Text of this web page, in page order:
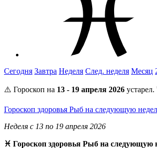
Сегодня Завтра Неделя След. неделя Месяц
⚠️ Гороскоп на 13 - 19 апреля 2026
Гороскоп здоровья Рыб на следующую
Неделя с 13 по 19 апреля 2026
♓ Гороскоп здоровья Рыб на следующую